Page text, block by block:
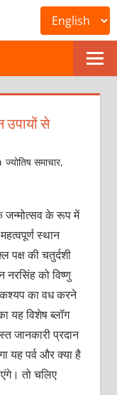
से
ज्योतिष समाचार,
जन्मोत्सव के रूप में
स्थान
पक्ष की चतुर्दशी
नरसिंह को विष्णु
का वध करने
यह विशेष ब्लॉग
जानकारी प्रदान
यह पर्व और क्या है
तो चलिए